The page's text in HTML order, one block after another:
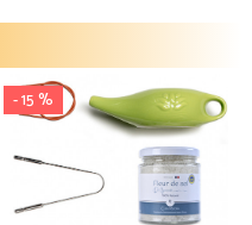
- 15 %